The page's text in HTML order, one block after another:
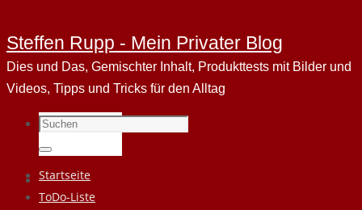
Steffen Rupp - Mein Privater Blog
Dies und Das, Gemischter Inhalt, Produkttests mit Bilder und
Videos, Tipps und Tricks für den Alltag
Suchen
nach:
Suchen
Zum
Inhalt
Startseite
ToDo-Liste